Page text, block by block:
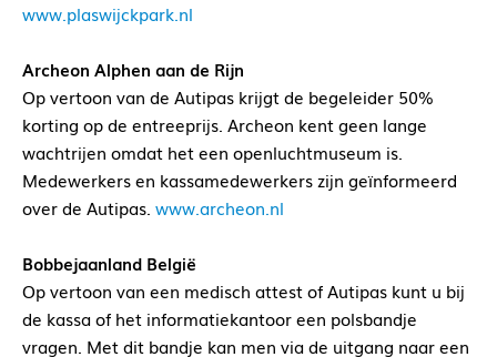
www.plaswijckpark.nl
Archeon Alphen aan de Rijn
Op vertoon van de Autipas krijgt de begeleider 50%
korting op de entreeprijs. Archeon kent geen lange
wachtrijen omdat het een openluchtmuseum is.
Medewerkers en kassamedewerkers zijn geïnformeerd
over de Autipas. www.archeon.nl
Bobbejaanland België
Op vertoon van een medisch attest of Autipas kunt u bij
de kassa of het informatiekantoor een polsbandje
vragen. Met dit bandje kan men via de uitgang naar een